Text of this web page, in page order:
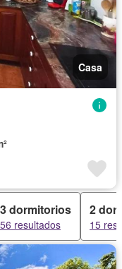
Casa
3 dormitorios
56 resultados
2
15